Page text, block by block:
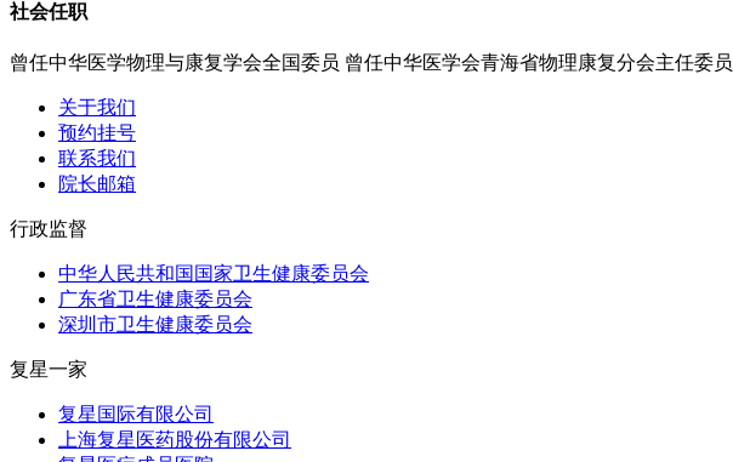
社会任职
曾任中华医学物理与康复学会全国委员 曾任中华医学会青海省物理康复分会主任委员
关于我们
预约挂号
联系我们
院长邮箱
行政监督
中华人民共和国国家卫生健康委员会
广东省卫生健康委员会
深圳市卫生健康委员会
复星一家
复星国际有限公司
上海复星医药股份有限公司